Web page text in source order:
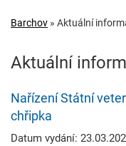
Barchov » Aktuální
Aktuální
Nařízení Státní
chřipka
Datum vydání: